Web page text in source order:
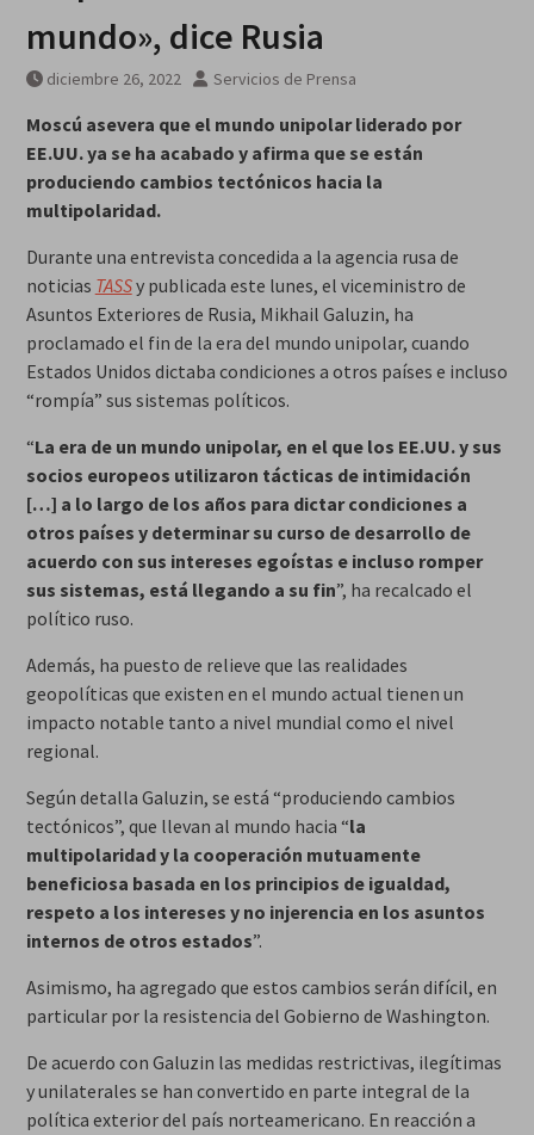
agosto
mundo», dice Rusia
diciembre 26, 2022 Servicios de Prensa
Moscú asevera que el mundo unipolar liderado por
EE.UU. ya se ha acabado y afirma que se están
produciendo cambios tectónicos hacia la
multipolaridad.
Durante una entrevista concedida a la agencia rusa de
noticias TASSy publicada este lunes, el viceministro de
Asuntos Exteriores de Rusia, Mikhail Galuzin, ha
proclamado el fin de la era del mundo unipolar, cuando
Estados Unidos dictaba condiciones a otros países e incluso
“rompía” sus sistemas políticos.
“La era de un mundo unipolar, en el que los EE.UU. y sus
socios europeos utilizaron tácticas de intimidación
[…] a lo largo de los años para dictar condiciones a
otros países y determinar su curso de desarrollo de
acuerdo con sus intereses egoístas e incluso romper
sus sistemas, está llegando a su fin”, ha recalcado el
político ruso.
Además, ha puesto de relieve que las realidades
geopolíticas que existen en el mundo actual tienen un
impacto notable tanto a nivel mundial como el nivel
regional.
Según detalla Galuzin, se está “produciendo cambios
tectónicos”, que llevan al mundo hacia “la
multipolaridad y la cooperación mutuamente
beneficiosa basada en los principios de igualdad,
respeto a los intereses y no injerencia en los asuntos
internos de otros estados”.
Asimismo, ha agregado que estos cambios serán difícil, en
particular por la resistencia del Gobierno de Washington.
De acuerdo con Galuzin las medidas restrictivas, ilegítimas
y unilaterales se han convertido en parte integral de la
política exterior del país norteamericano. En reacción a